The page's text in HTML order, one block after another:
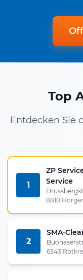
Top
Entdecken Sie
1
ZP
Service
8810
2
SMA-
6343